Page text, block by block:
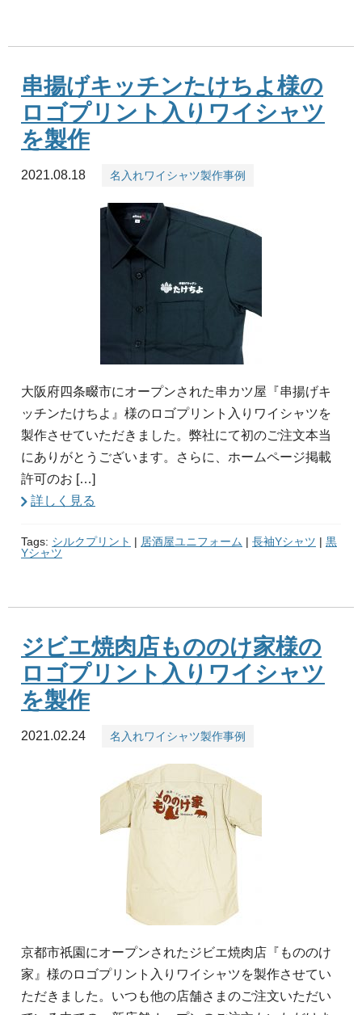
串揚げキッチンたけちよ様の
ロゴプリント入りワイシャツ
を製作
2021.08.18 名入れワイシャツ製作事例
大阪府四条畷市にオープンされた串カツ屋『串揚げキ
ッチンたけちよ』様のロゴプリント入りワイシャツを
製作させていただきました。弊社にて初のご注文本当
にありがとうございます。さらに、ホームページ掲載
許可のお […]
詳しく見る
Tags: シルクプリント | 居酒屋ユニフォーム | 長袖Yシャツ | 黒
Yシャツ
ジビエ焼肉店もののけ家様の
ロゴプリント入りワイシャツ
を製作
2021.02.24 名入れワイシャツ製作事例
京都市祇園にオープンされたジビエ焼肉店『もののけ
家』様のロゴプリント入りワイシャツを製作させてい
ただきました。いつも他の店舗さまのご注文いただい